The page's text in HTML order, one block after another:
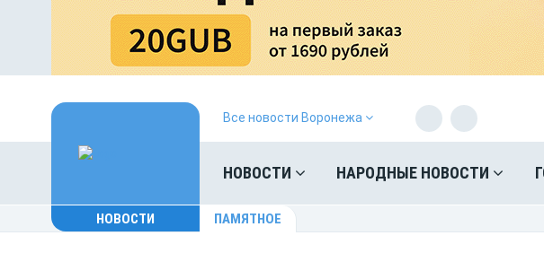
Все новости Воронежа
НОВОСТИ НАРОДНЫЕ НОВОСТИ
НОВОСТИ ПАМЯТНОЕ